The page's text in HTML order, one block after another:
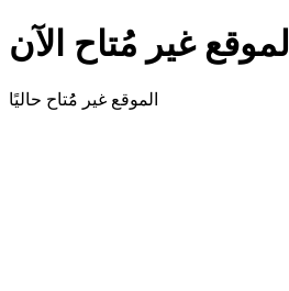
الموقع غير مُتاح الآن
الموقع غير مُُتاح حاليًا